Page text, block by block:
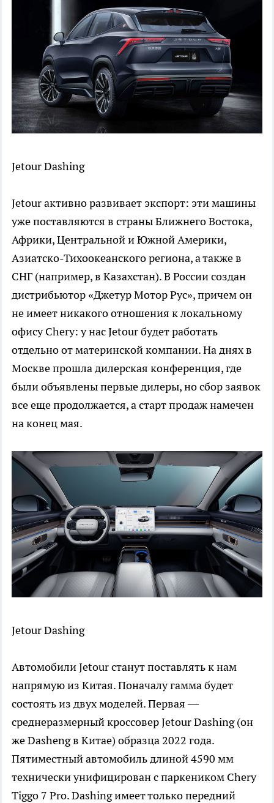
Jetour Dashing
Jetour активно развивает экспорт: эти машины
уже поставляются в страны Ближнего Востока,
Африки, Центральной и Южной Америки,
Азиатско-Тихоокеанского региона, а также в
СНГ (например, в Казахстан). В России создан
дистрибьютор «Джетур Мотор Рус», причем он
не имеет никакого отношения к локальному
офису Chery: у нас Jetour будет работать
отдельно от материнской компании. На днях в
Москве прошла дилерская конференция, где
были объявлены первые дилеры, но сбор заявок
все еще продолжается, а старт продаж намечен
на конец мая.
Jetour Dashing
Автомобили Jetour станут поставлять к нам
напрямую из Китая. Поначалу гамма будет
состоять из двух моделей. Первая —
среднеразмерный кроссовер Jetour Dashing (он
же Dasheng в Китае) образца 2022 года.
Пятиместный автомобиль длиной 4590 мм
технически унифицирован с паркеником Chery
Tiggo 7 Pro. Dashing имеет только передний